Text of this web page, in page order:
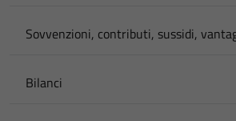
Sovvenzioni, contributi, sussidi,
Bilanci